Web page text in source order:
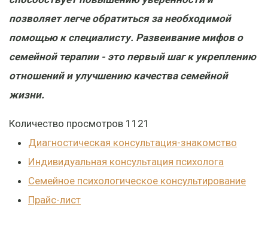
позволяет легче обратиться за необходимой
помощью к специалисту. Развеивание мифов о
семейной терапии - это первый шаг к укреплению
отношений и улучшению качества семейной
жизни.
Количество просмотров 1121
Диагностическая консультация-знакомство
Индивидуальная консультация психолога
Семейное психологическое консультирование
Прайс-лист